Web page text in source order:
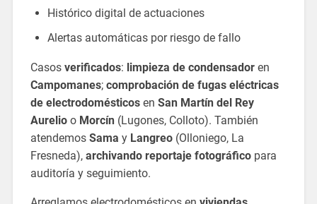
Histórico digital de actuaciones
Alertas automáticas por riesgo de fallo
Casos verificados: limpieza de condensadoren
Campomanes; comprobación de fugas eléctricas
de electrodomésticosen San Martín del Rey
Aurelioo Morcín(Lugones, Colloto). También
atendemos Sama y Langreo(Olloniego, La
Fresneda), archivando reportaje fotográficopara
auditoría y seguimiento.